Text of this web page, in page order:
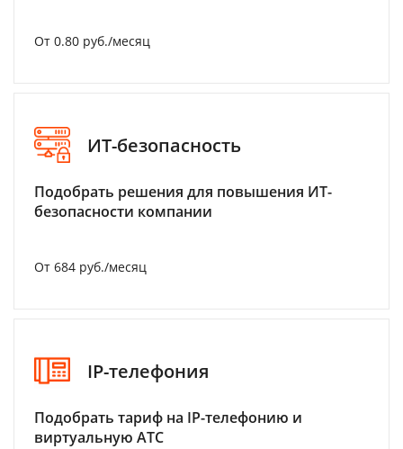
От 0.80 руб./месяц
ИТ-безопасность
Подобрать решения для повышения ИТ-
безопасности компании
От 684 руб./месяц
IP-телефония
Подобрать тариф на IP-телефонию и
виртуальную АТС